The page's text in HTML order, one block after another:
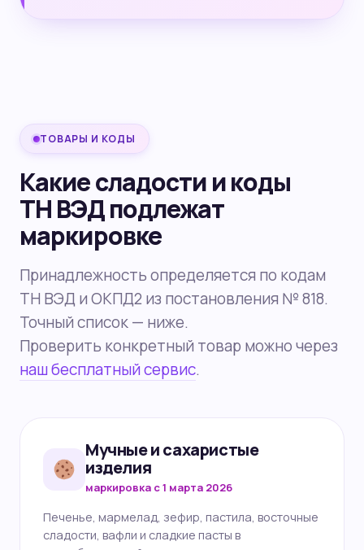
ТОВАРЫ И КОДЫ
Какие сладости и коды
ТН ВЭД подлежат
маркировке
Принадлежность определяется по кодам
ТН ВЭД и ОКПД2 из постановления № 818.
Точный список — ниже.
Проверить конкретный товар можно через
наш бесплатный сервис.
Мучные и сахаристые
изделия
маркировка с 1 марта 2026
Печенье, мармелад, зефир, пастила, восточные
сладости, вафли и сладкие пасты в